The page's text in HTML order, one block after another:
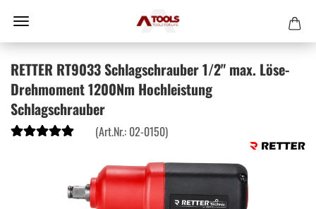
RETTER RT9033 Schlagschrauber 1/2" max. Löse-
Drehmoment 1200Nm Hochleistung
Schlagschrauber
(Art.Nr.: 02-0150)